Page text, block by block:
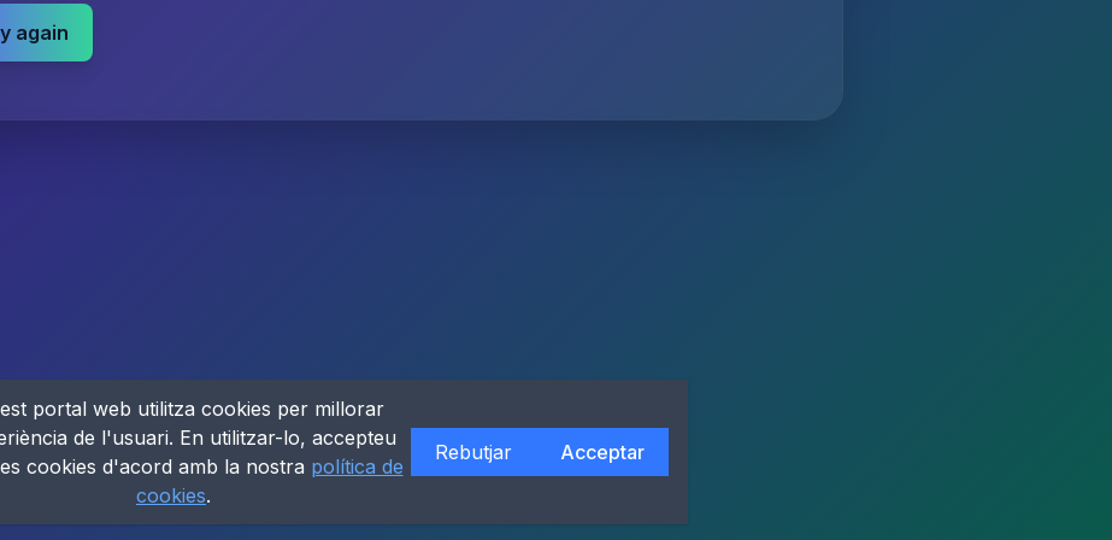
again
portal web utilitza cookies per millorar
de l'usuari. En utilitzar-lo, accepteu
cookies d'acord amb la nostra política de
cookies.
Rebutjar Acceptar